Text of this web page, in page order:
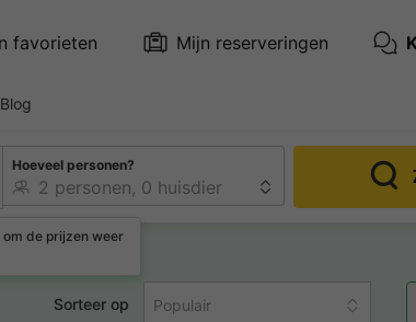
favorieten Mijn reserveringen
Blog
de prijzen weer
Hoeveel personen?
Sorteer op Populair